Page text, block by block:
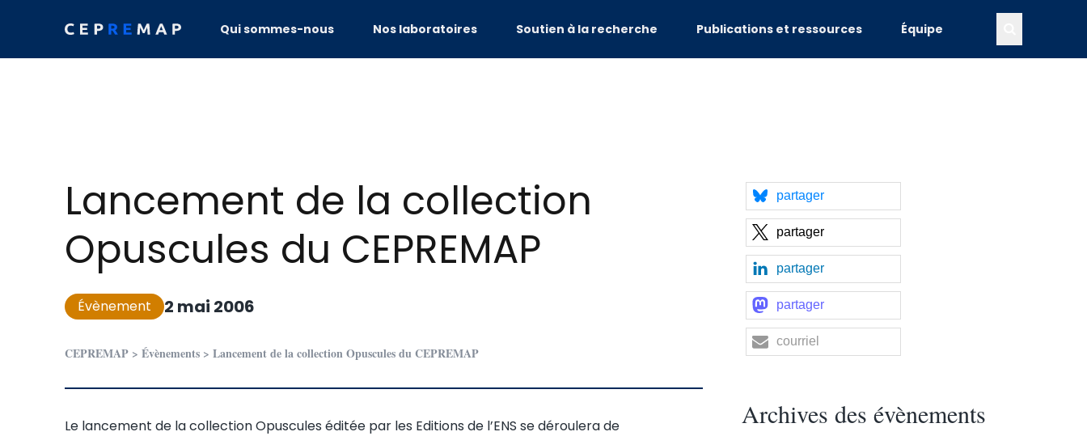
Qui sommes-nous Nos laboratoires Soutien à la recherche Publications et ressources Équipe
Lancement de la collection
Opuscules du CEPREMAP
Évènement 2 mai 2006
CEPREMAP > Évènements > Lancement de la collection Opuscules du CEPREMAP
Le lancement de la collection Opuscules éditée par les Editions de l’ENS se déroulera de
partager
partager
partager
partager
courriel
Archives des évènements